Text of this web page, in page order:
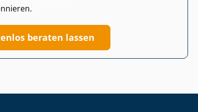
beraten lassen